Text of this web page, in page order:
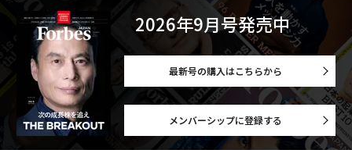
2026年9月号発売中
最新号の購入はこちらから
メンバーシップに登録する